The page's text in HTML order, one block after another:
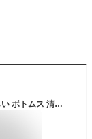
接触冷感 メンズ パンツ 夏 ストレッチ ゆったり 涼しい ボトムス 清涼 涼感 超伸縮 レギパン 薄手 イージーパンツ ズボン エアパンツ 前開き テレワーク ゴルフパンツ ゴルフウェア 迷彩柄 バンダナ ペイズリー カモフラ S M L LL XL XXL 3L ジェネレス